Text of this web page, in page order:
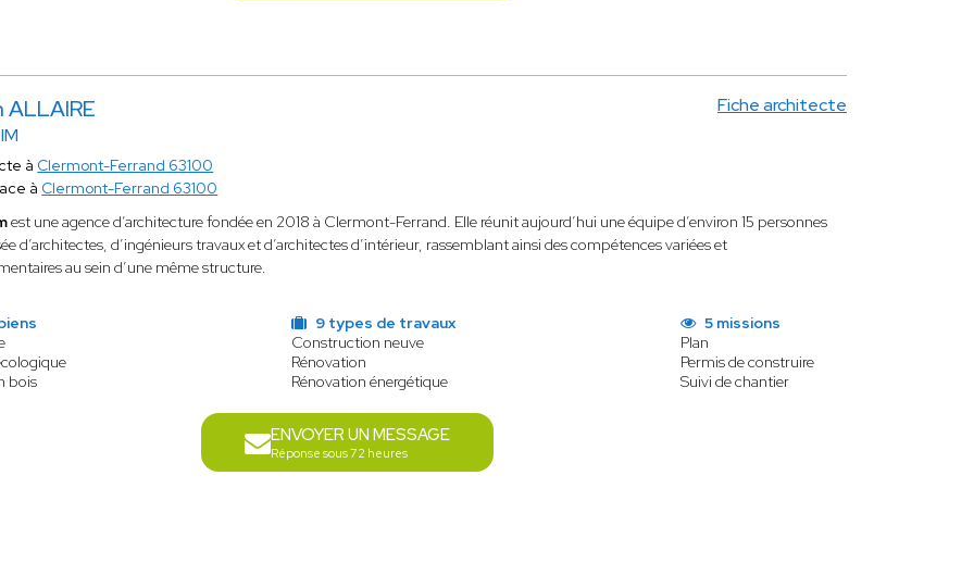
ALLAIRE Fiche architecte
à Clermont-Ferrand 63100
à Clermont-Ferrand 63100
est une agence d’architecture fondée en 2018 à Clermont-Ferrand. Elle réunit aujourd’hui une équipe d’environ 15 personnes
d’architectes, d’ingénieurs travaux et d’architectes d’intérieur, rassemblant ainsi des compétences variées et
au sein d’une même structure.
bois
9 types de travaux
Construction neuve
Rénovation
Rénovation énergétique
5 missions
Plan
Permis de construire
Suivi de chantier
ENVOYER UN MESSAGE
Réponse sous 72 heures